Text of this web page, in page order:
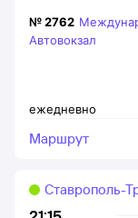
ежедневно
№2762
Автовокзал
Маршрут
Ставрополь-